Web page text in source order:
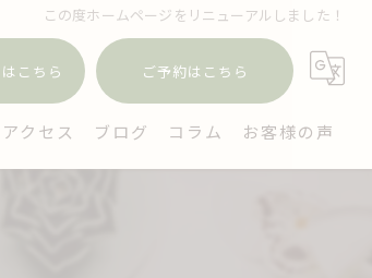
この度ホームページをリニューアルしました！
こちら ご予約はこちら
アクセス ブログ コラム お客様の声